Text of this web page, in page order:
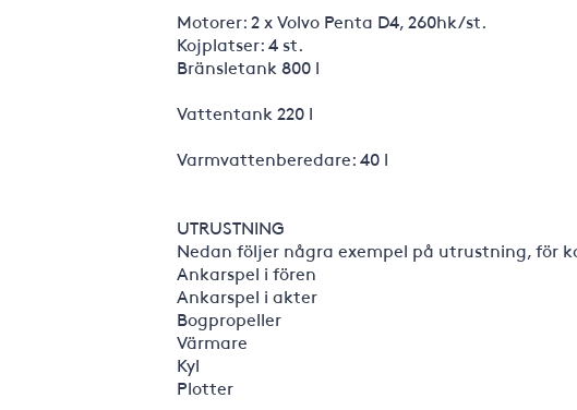
Motorer: 2 x Volvo Penta D4, 260hk/st.
Kojplatser: 4 st.
Bränsletank 800 l
Vattentank 220 l
Varmvattenberedare: 40 l
UTRUSTNING
Nedan följer några exempel på utrustning, för
Ankarspel i fören
Ankarspel i akter
Bogpropeller
Värmare
Kyl
Plotter